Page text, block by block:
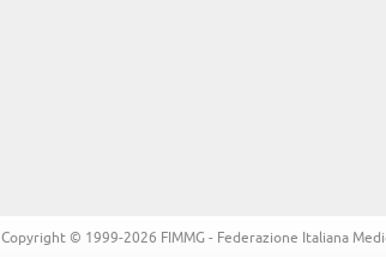
Copyright © 1999-2026 FIMMG - Federazione Italiana